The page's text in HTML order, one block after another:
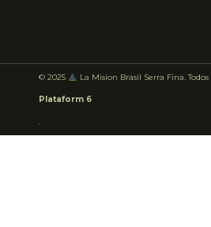
© 2025 La Mision Brasil Serra Fina.
Plataform 6
.